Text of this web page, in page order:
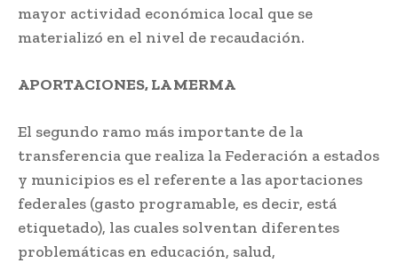
mayor actividad económica local que se
materializó en el nivel de recaudación.
APORTACIONES, LA MERMA
El segundo ramo más importante de la
transferencia que realiza la Federación a estados
y municipios es el referente a las aportaciones
federales (gasto programable, es decir, está
etiquetado), las cuales solventan diferentes
problemáticas en educación, salud,